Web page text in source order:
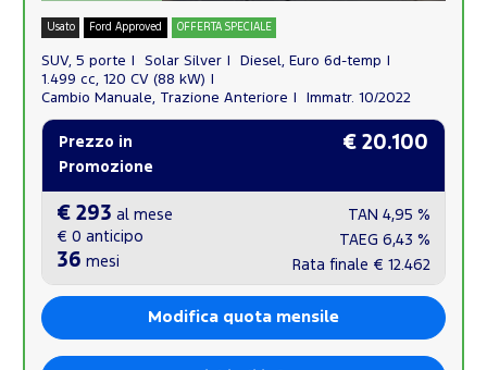
Usato Ford Approved OFFERTA SPECIALE
SUV, 5 porte Solar Silver
Diesel, Euro 6d-temp
1.499 cc, 120 CV (88 kW)
Cambio Manuale, Trazione Anteriore
Immatr. 10/2022
Prezzo in
Promozione
€ 20.100
€ 293 al mese
€ 0 anticipo
36 mesi
TAN 4,95 %
TAEG 6,43 %
Rata finale € 12.462
Modifica quota mensile